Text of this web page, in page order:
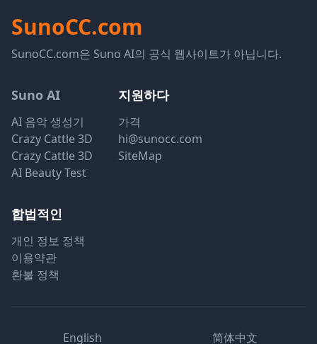
SunoCC.com
SunoCC.com은 Suno AI의 공식 웹사이트가 아닙니다.
Suno AI
AI 음악 생성기
Crazy Cattle 3D
Crazy Cattle 3D
AI Beauty Test
지원하다
가격
hi@sunocc.com
SiteMap
합법적인
개인 정보 정책
이용약관
환불 정책
English 简体中文